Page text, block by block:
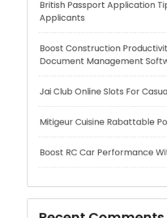
Jai Club Online Slots For
Mitigeur Cuisine Rabattable
Boost RC Car Performance
A WordPress Commenteron